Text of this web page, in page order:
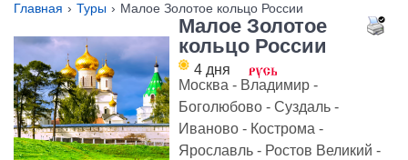
Главная Туры Малое Золотое кольцо России
Малое Золотое
кольцо России
4 дня
Москва - Владимир -
Боголюбово - Суздаль -
Иваново - Кострома -
Ярославль - Ростов Великий -